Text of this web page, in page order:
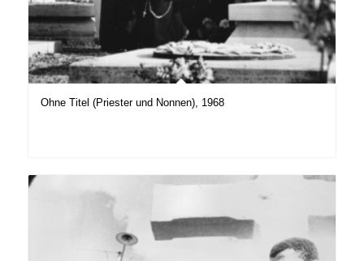
Ohne Titel (Priester und Nonnen), 1968